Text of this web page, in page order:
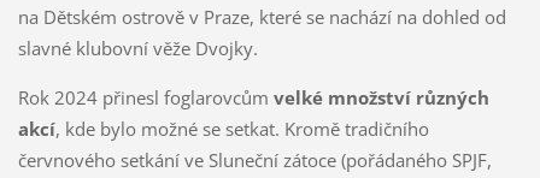
na Dětském ostrově v Praze, které se nachází na dohled od
slavné klubovní věže Dvojky.
Rok 2024 přinesl foglarovcům velké množství různých
akcí, kde bylo možné se setkat. Kromě tradičního
červnového setkání ve Sluneční zátoce (pořádaného SPJF,